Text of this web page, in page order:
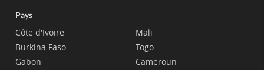
Pays
Côte d'Ivoire
Burkina Faso
Gabon
Mali
Togo
Cameroun